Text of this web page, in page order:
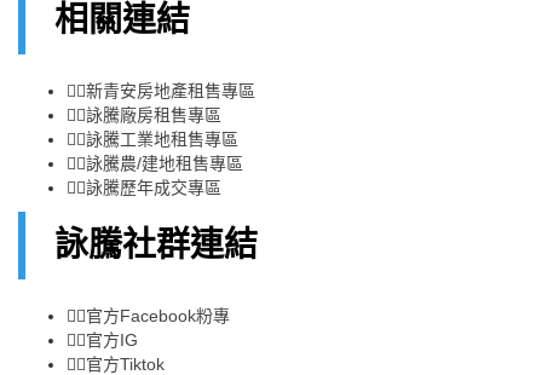
相關連結
👉🏻新青安房地產租售專區
👉🏻詠騰廠房租售專區
👉🏻詠騰工業地租售專區
👉🏻詠騰農/建地租售專區
👉🏻詠騰歷年成交專區
詠騰社群連結
👉🏻官方Facebook粉專
👉🏻官方IG
👉🏻官方Tiktok